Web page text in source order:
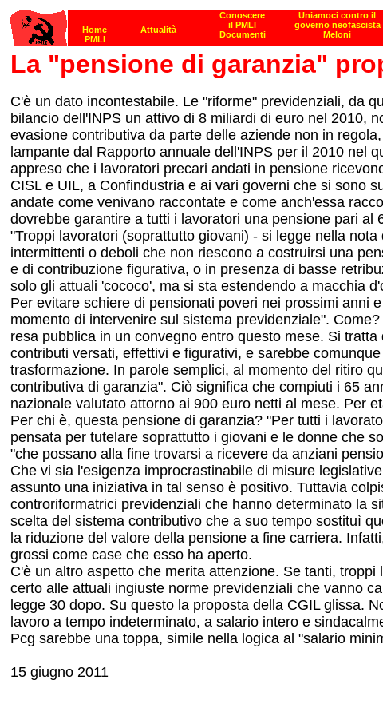
La "pensione di garanzia"
C'è un dato incontestabile. Le "riforme" previdenziali, da
bilancio dell'INPS un attivo di 8 miliardi di euro nel 2010,
evasione contributiva da parte delle aziende non in
lampante dal Rapporto annuale dell'INPS per il 2010 nel
appreso che i lavoratori precari andati in pensione
CISL e UIL, a Confindustria e ai vari governi che si sono
andate come venivano raccontate e come anch'essa
dovrebbe garantire a tutti i lavoratori una pensione pari al
"Troppi lavoratori (soprattutto giovani) - si legge nella
intermittenti o deboli che non riescono a costruirsi una
e di contribuzione figurativa, o in presenza di basse
solo gli attuali 'cococo', ma si sta estendendo a macchia
Per evitare schiere di pensionati poveri nei prossimi anni
momento di intervenire sul sistema previdenziale".
resa pubblica in un convegno entro questo mese. Si
contributi versati, effettivi e figurativi, e sarebbe
trasformazione. In parole semplici, al momento del ritiro
contributiva di garanzia". Ciò significa che compiuti i 65
nazionale valutato attorno ai 900 euro netti al mese. Per
Per chi è, questa pensione di garanzia? "Per tutti i
pensata per tutelare soprattutto i giovani e le donne che
"che possano alla fine trovarsi a ricevere da anziani
Che vi sia l'esigenza improcrastinabile di misure
assunto una iniziativa in tal senso è positivo. Tuttavia
controriformatrici previdenziali che hanno determinato la
scelta del sistema contributivo che a suo tempo sostituì
la riduzione del valore della pensione a fine carriera.
grossi come case che esso ha aperto.
C'è un altro aspetto che merita attenzione. Se tanti,
certo alle attuali ingiuste norme previdenziali che vanno
legge 30 dopo. Su questo la proposta della CGIL glissa.
lavoro a tempo indeterminato, a salario intero e
Pcg sarebbe una toppa, simile nella logica al "salario
15 giugno 2011